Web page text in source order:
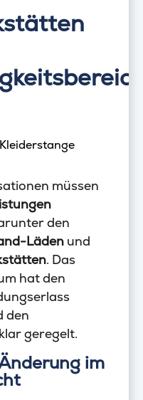
müssen
den
Läden und
. Das
hat den
den
geregelt.
im